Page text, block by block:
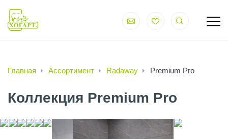
Главная Ассортимент Radaway Premium Pro
Коллекция Premium Pro